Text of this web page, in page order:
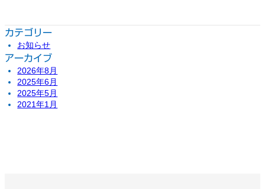
カテゴリー
お知らせ
アーカイブ
2026年8月
2025年6月
2025年5月
2021年1月